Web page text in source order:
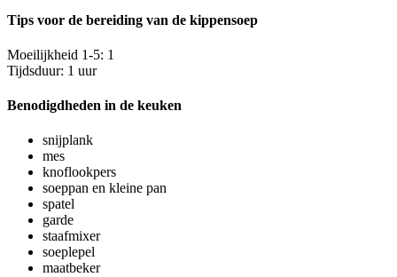
Tips voor de bereiding van de kippensoep
Moeilijkheid 1-5: 1
Tijdsduur: 1 uur
Benodigdheden in de keuken
snijplank
mes
knoflookpers
soeppan en kleine pan
spatel
garde
staafmixer
soeplepel
maatbeker